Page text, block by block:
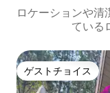
ロケーションや
ている
ゲストチョイス
ゲストチョイス